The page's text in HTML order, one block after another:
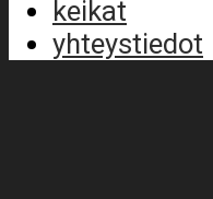
keikat
yhteystiedot